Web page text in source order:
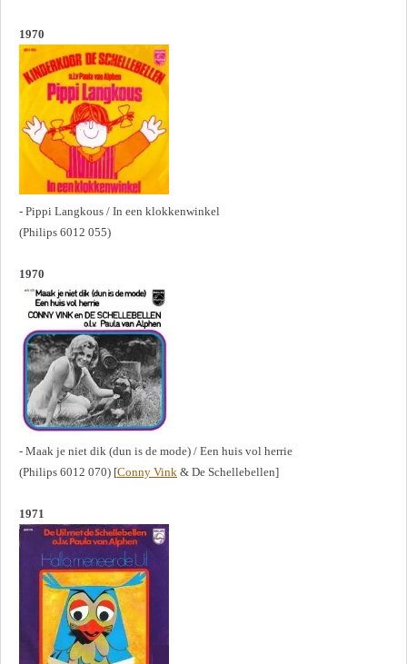
1970
- Pippi Langkous / In een klokkenwinkel
(Philips 6012 055)
1970
- Maak je niet dik (dun is de mode) / Een huis vol herrie
(Philips 6012 070) [Conny Vink & De Schellebellen]
1971